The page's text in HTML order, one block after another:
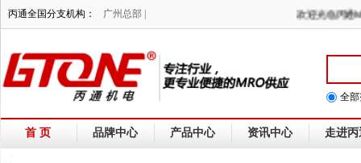
丙通全国分支机构： 广州总部 | 欢迎光临
全
首 页 品牌中心 产品中心 资讯中心 走进丙